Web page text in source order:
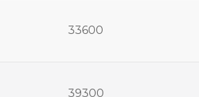
33600
39300